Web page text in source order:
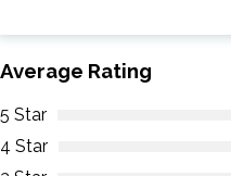
Average Rating
5 Star
4 Star